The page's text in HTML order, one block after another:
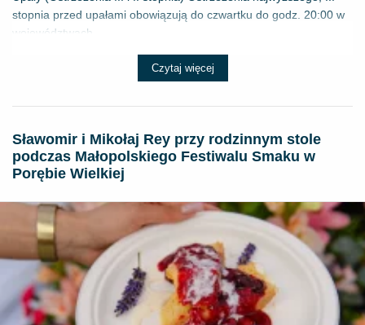
stopnia przed upałami obowiązują do czwartku do godz. 20:00 w
województwach...
Czytaj więcej
Sławomir i Mikołaj Rey przy rodzinnym stole
podczas Małopolskiego Festiwalu Smaku w
Porębie Wielkiej